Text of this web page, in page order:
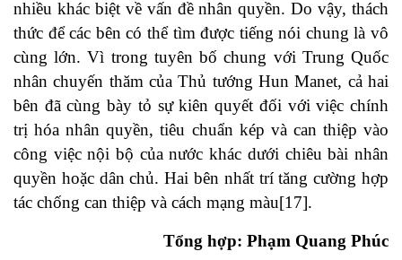
nhiều khác biệt về vấn đề nhân quyền. Do vậy, thách
thức để các bên có thể tìm được tiếng nói chung là vô
cùng lớn. Vì trong tuyên bố chung với Trung Quốc
nhân chuyến thăm của Thủ tướng Hun Manet, cả hai
bên đã cùng bày tỏ sự kiên quyết đối với việc chính
trị hóa nhân quyền, tiêu chuẩn kép và can thiệp vào
công việc nội bộ của nước khác dưới chiêu bài nhân
quyền hoặc dân chủ. Hai bên nhất trí tăng cường hợp
tác chống can thiệp và cách mạng màu[17].
Tổng hợp: Phạm Quang Phúc